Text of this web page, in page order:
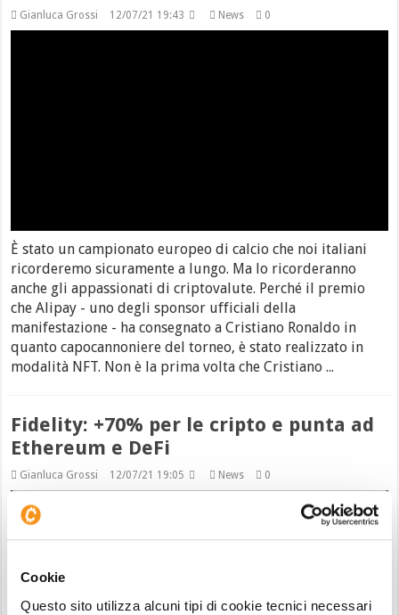
Cookie
Questo sito utilizza alcuni tipi di cookie tecnici necessari
Gianluca Grossi 12/07/21 19:43 News 0
È stato un campionato europeo di calcio che noi italiani
ricorderemo sicuramente a lungo. Ma lo ricorderanno
anche gli appassionati di criptovalute. Perché il premio
che Alipay - uno degli sponsor ufficiali della
manifestazione - ha consegnato a Cristiano Ronaldo in
quanto capocannoniere del torneo, è stato realizzato in
modalità NFT. Non è la prima volta che Cristiano ...
Fidelity: +70% per le cripto e punta ad
Ethereum e DeFi
Gianluca Grossi 12/07/21 19:05 News 0